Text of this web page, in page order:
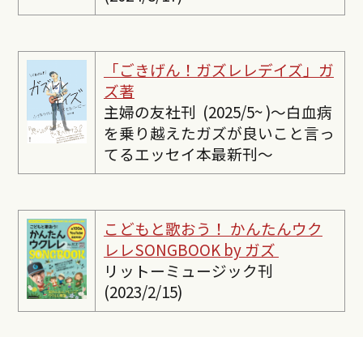
「ごきげん！ガズレレデイズ」ガ
ズ著
主婦の友社刊 (2025/5~ )〜白血病
を乗り越えたガズが良いこと言っ
てるエッセイ本最新刊〜
こどもと歌おう！ かんたんウク
レレSONGBOOK by ガズ
リットーミュージック刊
(2023/2/15)